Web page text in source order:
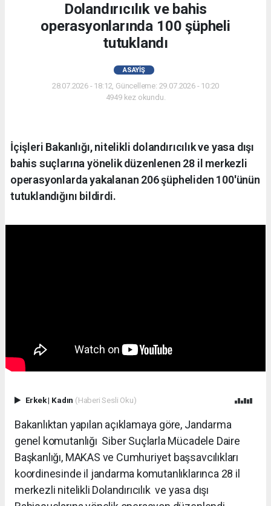
Dolandırıcılık ve bahis
operasyonlarında 100 şüpheli
tutuklandı
ASAYIŞ
28.07.2026 - 18:12, Güncelleme: 29.07.2026 - 10:20
4949 kez okundu.
İçişleri Bakanlığı, nitelikli dolandırıcılık ve yasa dışı
bahis suçlarına yönelik düzenlenen 28 il merkezli
operasyonlarda yakalanan 206 şüpheliden 100'ünün
tutuklandığını bildirdi.
Erkek| Kadın (Haberi Sesli Oku)
Bakanlıktan yapılan açıklamaya göre, Jandarma
genel komutanlığı Siber Suçlarla Mücadele Daire
Başkanlığı, MAKAS ve Cumhuriyet başsavcılıkları
koordinesinde il jandarma komutanlıklarınca 28 il
merkezli nitelikli Dolandırıcılık ve yasa dışı